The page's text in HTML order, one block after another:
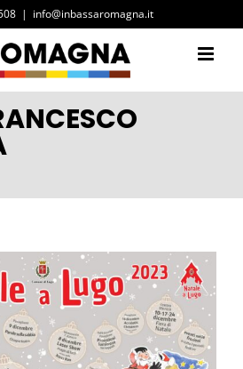
| info@inbassaromagna.it